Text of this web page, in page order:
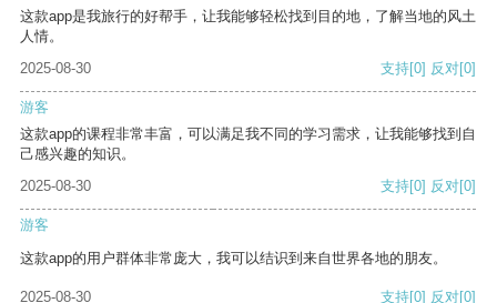
这款app是我旅行的好帮手，让我能够轻松找到目的地，了解当地的风土
人情。
2025-08-30
支持[0] 反对[0]
游客
这款app的课程非常丰富，可以满足我不同的学习需求，让我能够找到自
己感兴趣的知识。
2025-08-30
支持[0] 反对[0]
游客
这款app的用户群体非常庞大，我可以结识到来自世界各地的朋友。
2025-08-30 支持[0] 反对[0]